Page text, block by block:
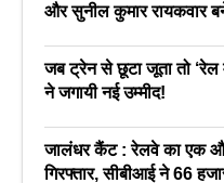
और सुनील कुमार रायकवार
जब ट्रेन से छूटा जूता तो ‘रेल
ने जगायी नई उम्मीद!
जालंधर कैंट : रेलवे का एक
गिरफ्तार, सीबीआई ने 66